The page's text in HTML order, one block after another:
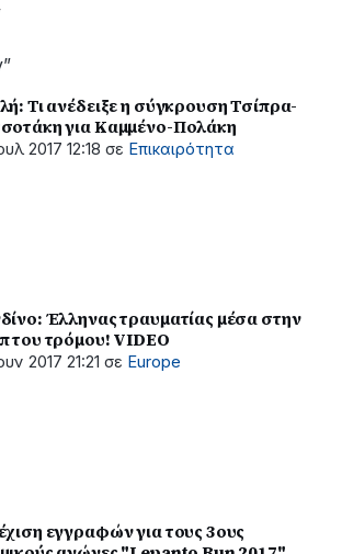
Τι ανέδειξε η σύγκρουση Τσίπρα-
για Καμμένο-Πολάκη
2017 12:18 σε Επικαιρότητα
Έλληνας τραυματίας μέσα στην
του τρόμου! VIDEO
2017 21:21 σε Europe
εγγραφών για τους 3ους